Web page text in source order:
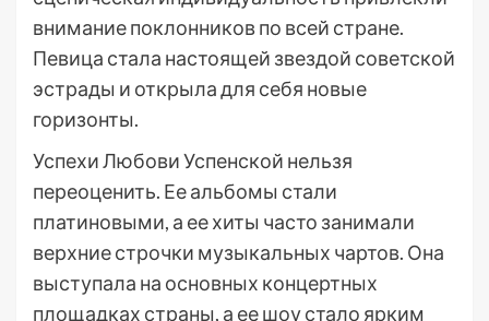
внимание поклонников по всей стране.
Певица стала настоящей звездой советской
эстрады и открыла для себя новые
горизонты.
Успехи Любови Успенской нельзя
переоценить. Ее альбомы стали
платиновыми, а ее хиты часто занимали
верхние строчки музыкальных чартов. Она
выступала на основных концертных
площадках страны, а ее шоу стало ярким